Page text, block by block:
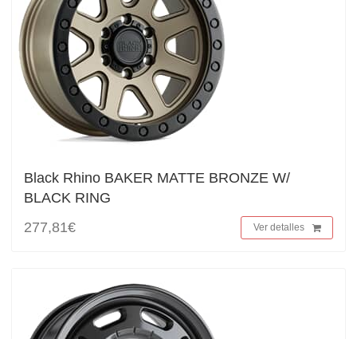
Black Rhino BAKER MATTE BRONZE W/
BLACK RING
277,81€
Ver detalles